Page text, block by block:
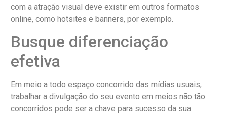
com a atração visual deve existir em outros formatos
online, como hotsites e banners, por exemplo.
Busque diferenciação
efetiva
Em meio a todo espaço concorrido das mídias usuais,
trabalhar a divulgação do seu evento em meios não tão
concorridos pode ser a chave para sucesso da sua